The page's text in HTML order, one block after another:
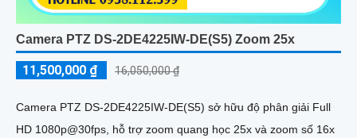
Camera PTZ DS-2DE4225IW-DE(S5) Zoom 25x
11,500,000 ₫ 16,050,000 ₫
Camera PTZ DS-2DE4225IW-DE(S5) sở hữu độ phân giải Full
HD 1080p@30fps, hỗ trợ zoom quang học 25x và zoom số 16x